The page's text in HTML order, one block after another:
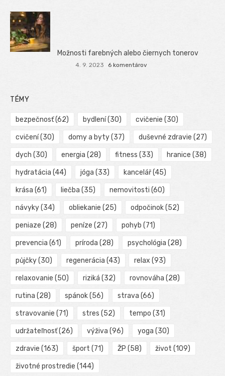
Možnosti farebných alebo čiernych tonerov
4. 9. 2023 6 komentárov
TÉMY
bezpečnosť(62) bydlení(30) cvičenie (30)
cvičení(30) domy a byty(37) duševné zdravie (27)
dych (30) energia (28) fitness (33) hranice (38)
hydratácia (44) jóga (33) kancelář(45)
krása (61) liečba (35) nemovitosti (60)
návyky(34) obliekanie (25) odpočinok(52)
peniaze (28) peníze (27) pohyb (71)
prevencia (61) príroda (28) psychológia (28)
půjčky(30) regenerácia (43) relax (93)
relaxovanie (50) riziká (32) rovnováha (28)
rutina (28) spánok(56) strava (66)
stravovanie (71) stres (52) tempo (31)
udržateľnosť(26) výživa (96) yoga (30)
zdravie (163) šport (71) ŽP (58) život (109)
životné prostredie (144)